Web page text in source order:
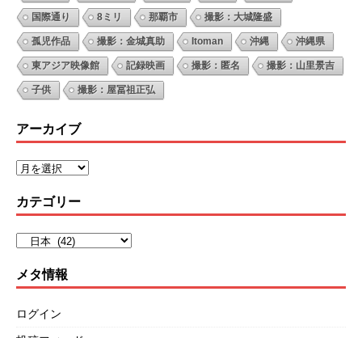
国際通り 8ミリ 那覇市 撮影：大城隆盛
孤児作品 撮影：金城真助 Itoman 沖縄 沖縄県
東アジア映像館 記録映画 撮影：匿名 撮影：山里景吉
子供 撮影：屋冨祖正弘
アーカイブ
カテゴリー
メタ情報
ログイン